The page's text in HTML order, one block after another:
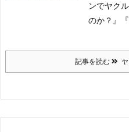
ンでヤク
のか？』
記事を読む